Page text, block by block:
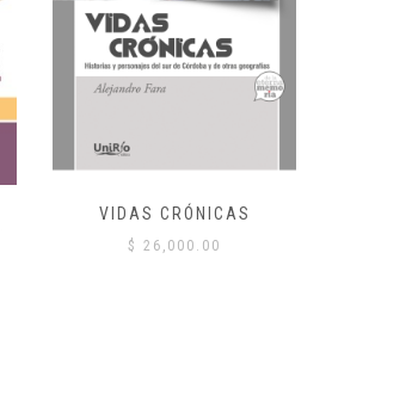
VIDAS CRÓNICAS
$ 26,000.00